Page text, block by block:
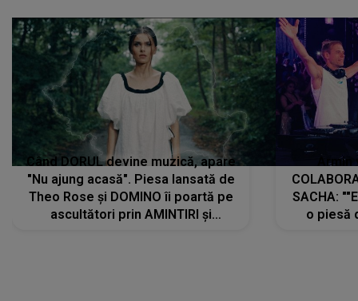
Când DORUL devine muzică, apare
"Nu ajung acasă". Piesa lansată de
Theo Rose și DOMINO îi poartă pe
ascultători prin AMINTIRI și
SACHA:
o piesă